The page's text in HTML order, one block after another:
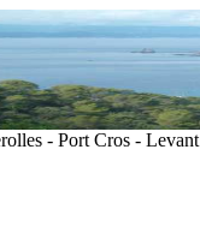
- Port Cros - Levant